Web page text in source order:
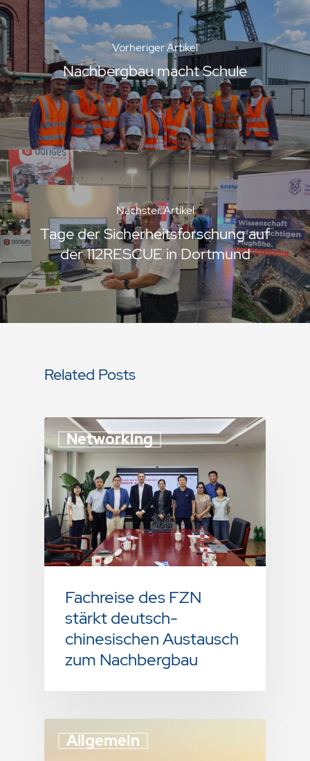
Vorheriger Artikel
Nachbergbau macht Schule
Nächster Artikel
Tage der Sicherheitsforschung auf
der 112RESCUE in Dortmund
Related Posts
Networking
Fachreise des FZN
stärkt deutsch-
chinesischen Austausch
zum Nachbergbau
Allgemein